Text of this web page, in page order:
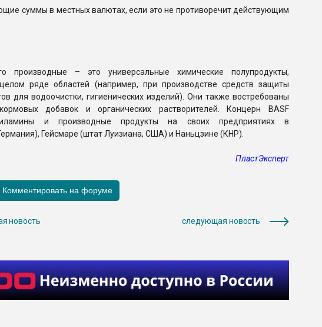
суммы в местных валютах, если это не противоречит действующим
производные – это универсальные химические полупродукты,
ряде областей (например, при производстве средств защиты
для водоочистки, гигиенических изделий). Они также востребованы
добавок и органических растворителей. Концерн BASF
и производные продукты на своих предприятиях в
Гейсмаре (штат Луизиана, США) и Наньцзине (КНР).
ПластЭксперт
новость следующая новость